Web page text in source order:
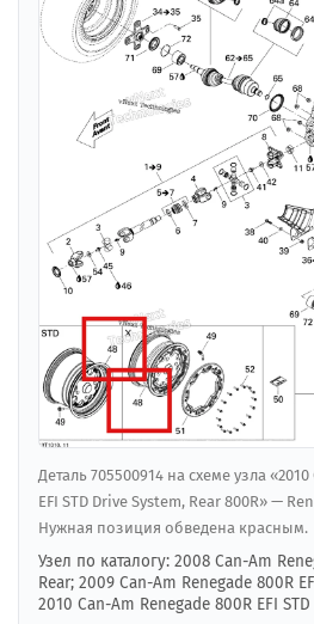
Деталь 705500914 на схеме узла
EFI STD Drive System, Rear 800R» —
Нужная позиция обведена красным.
Узел по каталогу: 2008 Can-Am
Rear; 2009 Can-Am Renegade 800R
2010 Can-Am Renegade 800R EFI